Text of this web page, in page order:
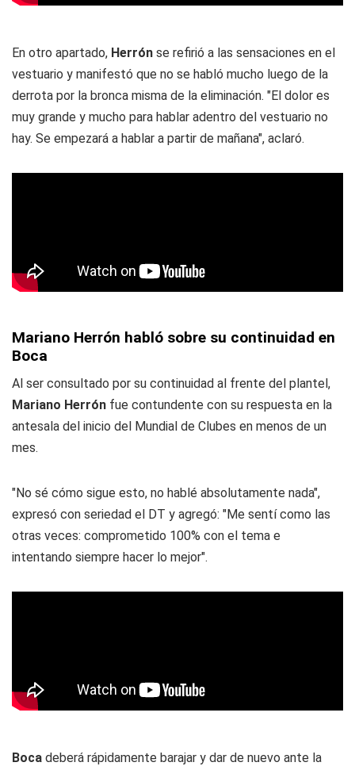
En otro apartado, Herrón se refirió a las sensaciones en el
vestuario y manifestó que no se habló mucho luego de la
derrota por la bronca misma de la eliminación. "El dolor es
muy grande y mucho para hablar adentro del vestuario no
hay. Se empezará a hablar a partir de mañana", aclaró.
Mariano Herrón habló sobre su continuidad en
Boca
Al ser consultado por su continuidad al frente del plantel,
Mariano Herrón fue contundente con su respuesta en la
antesala del inicio del Mundial de Clubes en menos de un
mes.
"No sé cómo sigue esto, no hablé absolutamente nada",
expresó con seriedad el DT y agregó: "Me sentí como las
otras veces: comprometido 100% con el tema e
intentando siempre hacer lo mejor".
Boca deberá rápidamente barajar y dar de nuevo ante la